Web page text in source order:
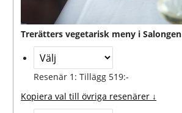
Trerätters vegetarisk meny i Salongen
Resenär 1: Tillägg 519:-
Kopiera val till övriga resenärer ↓